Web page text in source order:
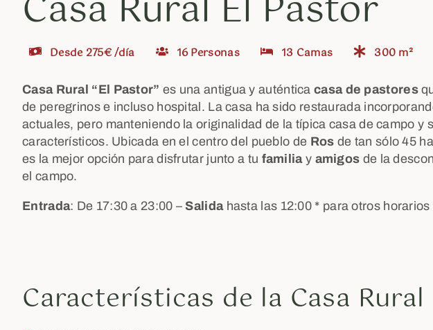
Desde 275€ /día 16 Personas 13 Camas 300 m²
Casa Rural “El Pastor” es una antigua y auténticacasa de pastores
de peregrinos e incluso hospital. La casa ha sido restaurada
actuales, pero manteniendo la originalidad de la típica casa de campo y
característicos. Ubicada en el centro del pueblo de Ros de tan sólo 45
es la mejor opción para disfrutar junto a tu familiay amigos de la
el campo.
Entrada: De 17:30 a 23:00 –Salidahasta las 12:00 * para otros horarios
Características de la Casa Rural